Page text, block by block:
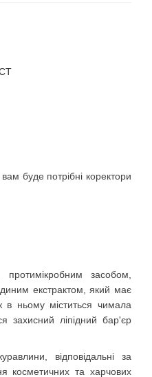
буде потрібні коректори
засобом,
екстрактом, який має
в ньому міститься чимала
захисний ліпідний бар'єр
відповідальні за
косметичних та харчових